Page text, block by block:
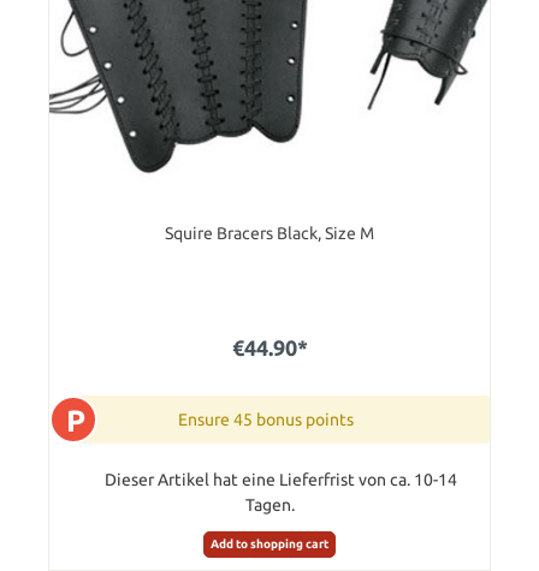
Squire Bracers Black, Size M
€44.90*
P Ensure 45 bonus points
Dieser Artikel hat eine Lieferfrist von ca. 10-14
Tagen.
Add to shopping cart